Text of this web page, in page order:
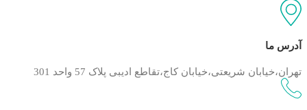
آدرس ما
تهران،خیابان شریعتی،خیابان کاج،تقاطع ادیبی پلاک 57 واحد 301